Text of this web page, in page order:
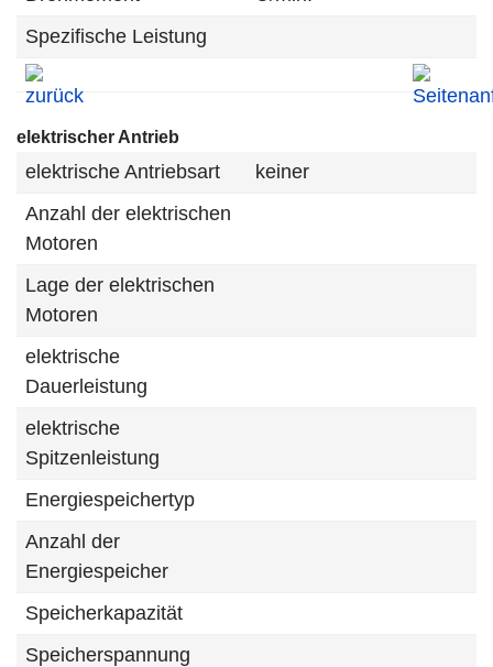
Spezifische Leistung
elektrischer Antrieb
elektrische Antriebsart
keiner
Anzahl der elektrischen
Motoren
Lage der elektrischen
Motoren
elektrische
Dauerleistung
elektrische
Spitzenleistung
Energiespeichertyp
Anzahl der
Energiespeicher
Speicherkapazität
Speicherspannung